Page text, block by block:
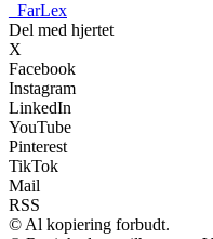
FarLex
Del med hjertet
X
Facebook
Instagram
LinkedIn
YouTube
Pinterest
TikTok
Mail
RSS
© Al kopiering forbudt.